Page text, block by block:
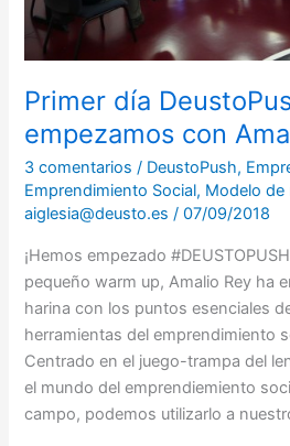
Primer día
empezamos con
3 comentarios / DeustoPush,
Emprendimiento Social, Modelo de
aiglesia@deusto.es/07/09/2018
¡Hemos empezado
pequeño warm up, Amalio Rey ha
harina con los puntos esenciales
herramientas del emprendimiento
Centrado en el juego-trampa del
el mundo del emprendiemiento
campo, podemos utilizarlo a